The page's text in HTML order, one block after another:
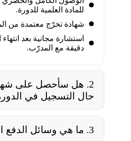
للمادة العلمية للدورة.
شهادة تخرّج معتمدة من
دقيقة مع المدرّب.
2. هل سأحصل على
حال التسجيل في
3. ما هي وسائل الدفع المتاحة؟